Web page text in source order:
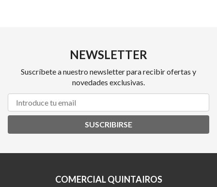
NEWSLETTER
Suscríbete a nuestro newsletter para recibir ofertas y
novedades exclusivas.
SUSCRIBIRSE
COMERCIAL QUINTAIROS